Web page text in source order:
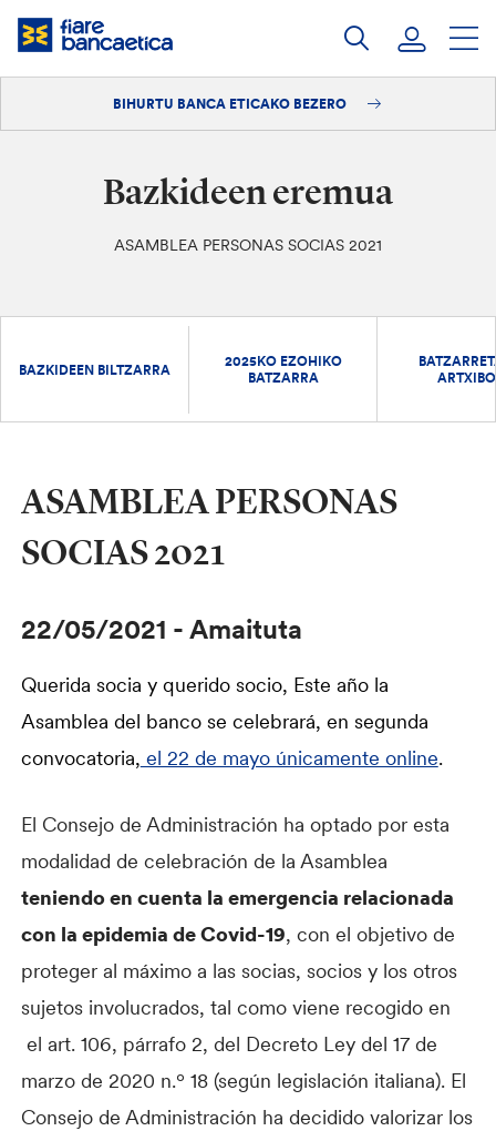
Pasatu
edukia
BIHURTU BANCA ETICAKO BEZERO
Bazkideen eremua
ASAMBLEA PERSONAS SOCIAS 2021
BAZKIDEEN BILTZARRA
2025KO EZOHIKO
BATZARRA
ASAMBLEA PERSONAS
SOCIAS 2021
22/05/2021 -Amaituta
Querida socia y querido socio, Este año la
Asamblea del banco se celebrará, en segunda
convocatoria, el 22 de mayo únicamente online.
El Consejo de Administración ha optado por esta
modalidad de celebración de la Asamblea
teniendo en cuenta la emergencia relacionada
con la epidemia de Covid-19, con el objetivo de
proteger al máximo a las socias, socios y los otros
sujetos involucrados, tal como viene recogido en
el art. 106, párrafo 2, del Decreto Ley del 17 de
marzo de 2020 n.º 18 (según legislación italiana). El
Consejo de Administración ha decidido valorizar los